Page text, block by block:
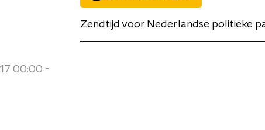
00:00 -
Zendtijd voor Nederlandse politieke